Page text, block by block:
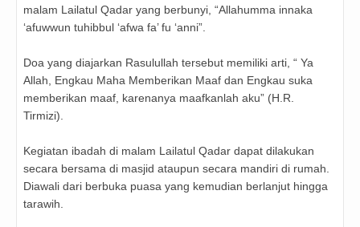
malam Lailatul Qadar yang berbunyi, “Allahumma innaka
‘afuwwun tuhibbul ‘afwa fa’ fu ‘anni”.
Doa yang diajarkan Rasulullah tersebut memiliki arti, “ Ya
Allah, Engkau Maha Memberikan Maaf dan Engkau suka
memberikan maaf, karenanya maafkanlah aku” (H.R.
Tirmizi).
Kegiatan ibadah di malam Lailatul Qadar dapat dilakukan
secara bersama di masjid ataupun secara mandiri di rumah.
Diawali dari berbuka puasa yang kemudian berlanjut hingga
tarawih.